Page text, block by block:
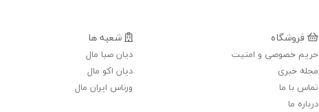
فروشگاه
حریم خصوصی و امنیت
مجله خبری
تماس با ما
درباره ما
شعبه ها
دیان صبا مال
دیان اکو مال
ورناس ایران مال